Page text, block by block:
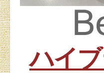
ハイ